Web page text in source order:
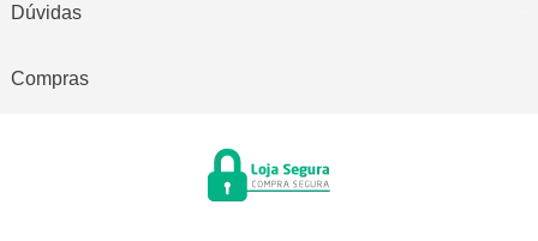
Dúvidas
Compras